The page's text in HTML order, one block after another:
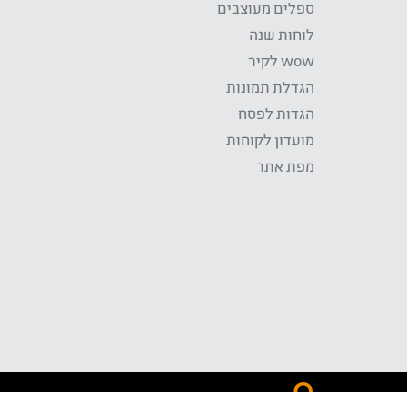
ספלים מעוצבים
לוחות שנה
wow לקיר
הגדלת תמונות
הגדות לפסח
מועדון לקוחות
מפת אתר
התשלום באתר WOW מאובטח בטכנולוגית SSL